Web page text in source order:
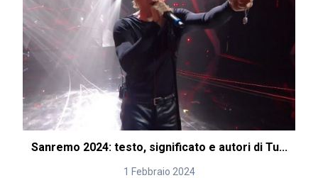
Sanremo 2024: testo, significato e autori di Tu...
1 Febbraio 2024